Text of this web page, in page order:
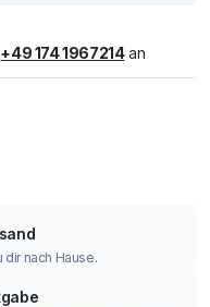
+49 174 1967214an
nach Hause.